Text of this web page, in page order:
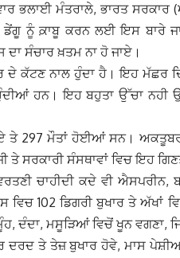
ਭਲਾਈ ਮੰਤਰਾਲੇ, ਭਾਰਤ
ਨੂੰ ਕ਼ਾਬੂ ਕਰਨ ਲਈ ਇਸ ਬਾਰੇ
ਸੰਚਾਰ ਖ਼ਤਮ ਨਾ ਹੋ ਜਾਏ।
ਦੇ ਕੱਟਣ ਨਾਲ ਹੁੰਦਾ ਹੈ। ਇਹ
ਹਨ। ਇਹ ਬਹੁਤਾ ਉੱਚਾ ਨਹੀ
ਤੇ 297 ਮੌਤਾਂ ਹੋਈਆਂ ਸਨ।
ਤੇ ਸਰਕਾਰੀ ਸੰਸਥਾਵਾਂ ਵਿਚ ਇਹ
ਚਾਹੀਦੀ ਕਦੇ ਵੀ ਐਸਪਰੀਨ,
ਵਿਚ 102 ਡਿਗਰੀ ਬੁਖਾਰ ਤੇ ਅੱਖਾਂ
ਦੰਦਾ, ਮਸੂੜਿਆਂ ਵਿਚੋਂ ਖੂਨ ਵਗਣਾ,
ਦਰਦ ਤੇ ਤੇਜ਼ ਬੁਖਾਰ ਹੋਵੇ, ਮਾਸ